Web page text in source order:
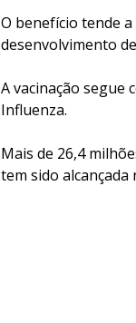
O benefício tende
desenvolvimento
A vacinação segue
Influenza.
Mais de 26,4
tem sido